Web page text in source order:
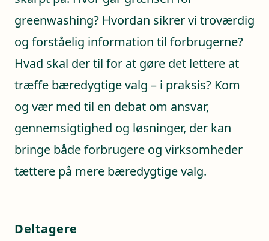
greenwashing? Hvordan sikrer vi troværdig
og forståelig information til forbrugerne?
Hvad skal der til for at gøre det lettere at
træffe bæredygtige valg – i praksis? Kom
og vær med til en debat om ansvar,
gennemsigtighed og løsninger, der kan
bringe både forbrugere og virksomheder
tættere på mere bæredygtige valg.
Deltagere